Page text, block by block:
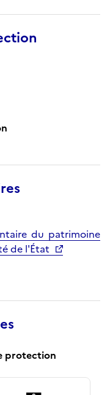
du patrimoine
de l'État
protection